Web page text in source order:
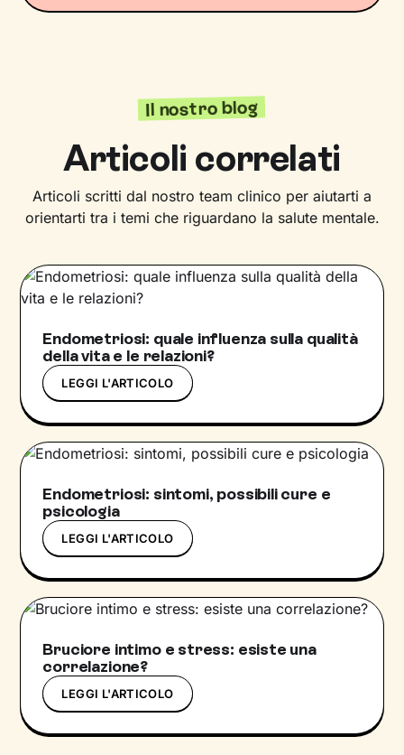
Il nostro blog
Articoli correlati
Articoli scritti dal nostro team clinico per aiutarti a
orientarti tra i temi che riguardano la salute mentale.
Endometriosi: quale influenza sulla qualità
della vita e le relazioni?
LEGGI L'ARTICOLO
Endometriosi: sintomi, possibili cure e
psicologia
LEGGI L'ARTICOLO
Bruciore intimo e stress: esiste una
correlazione?
LEGGI L'ARTICOLO